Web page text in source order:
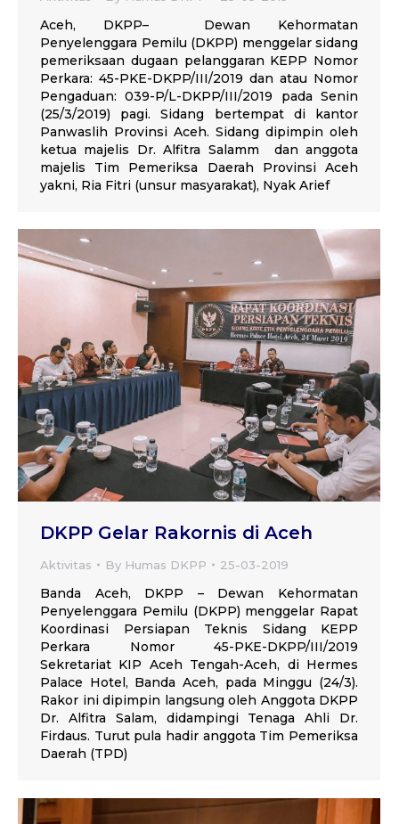
Aceh, DKPP– Dewan Kehormatan
Penyelenggara Pemilu (DKPP) menggelar sidang
pemeriksaan dugaan pelanggaran KEPP Nomor
Perkara: 45-PKE-DKPP/III/2019 dan atau Nomor
Pengaduan: 039-P/L-DKPP/III/2019 pada Senin
(25/3/2019) pagi. Sidang bertempat di kantor
Panwaslih Provinsi Aceh. Sidang dipimpin oleh
ketua majelis Dr. Alfitra Salamm dan anggota
majelis Tim Pemeriksa Daerah Provinsi Aceh
yakni, Ria Fitri (unsur masyarakat), Nyak Arief
DKPP Gelar Rakornis di Aceh
Aktivitas By Humas DKPP 25-03-2019
Banda Aceh, DKPP – Dewan Kehormatan
Penyelenggara Pemilu (DKPP) menggelar Rapat
Koordinasi Persiapan Teknis Sidang KEPP
Perkara Nomor 45-PKE-DKPP/III/2019
Sekretariat KIP Aceh Tengah-Aceh, di Hermes
Palace Hotel, Banda Aceh, pada Minggu (24/3).
Rakor ini dipimpin langsung oleh Anggota DKPP
Dr. Alfitra Salam, didampingi Tenaga Ahli Dr.
Firdaus. Turut pula hadir anggota Tim Pemeriksa
Daerah (TPD)